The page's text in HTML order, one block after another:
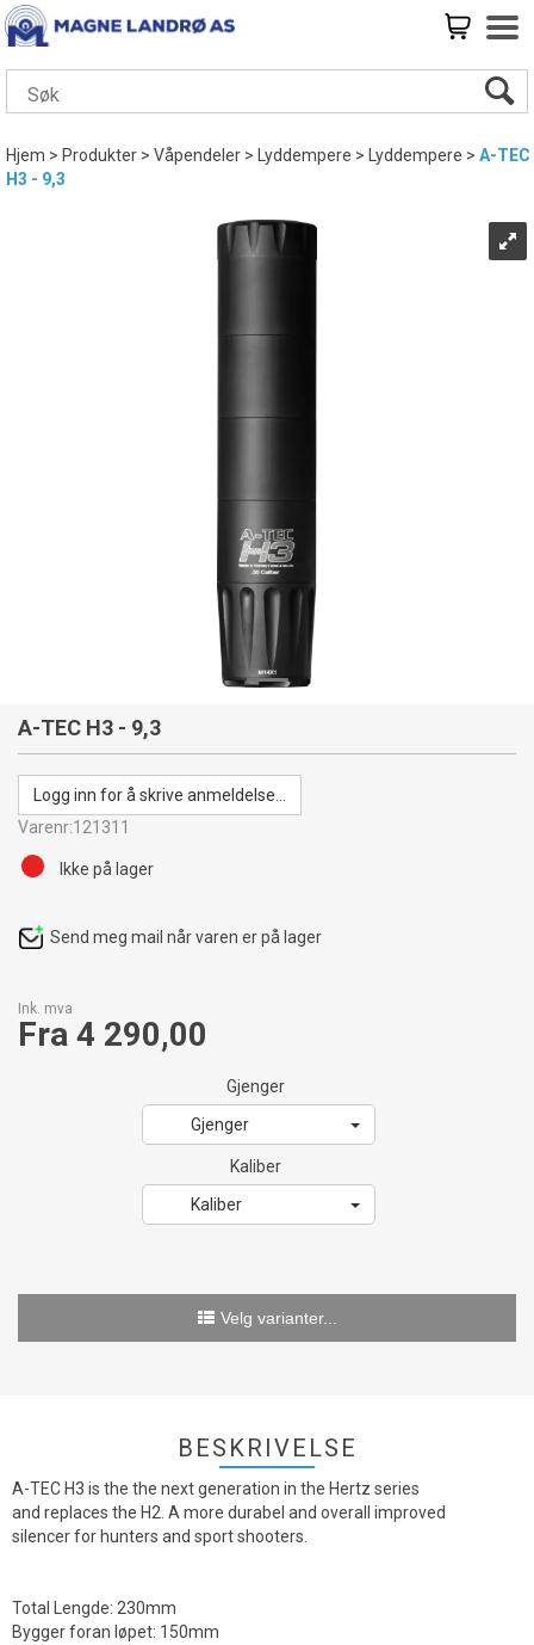
Hjem>Produkter>Våpendeler> Lyddempere> Lyddempere>A-TEC
H3 - 9,3
A-TEC H3 - 9,3
Logg inn for å skrive anmeldelse...
Varenr:121311
Ink. mva
Fra 4 290,00
Gjenger
Gjenger
Kaliber
Kaliber
Velg varianter...
Ikke på lager
Send meg mail når varen er på lager
BESKRIVELSE
A-TEC H3 is the the next generation in the Hertz series
and replaces the H2. A more durabel and overall improved
silencer for hunters and sport shooters.
Total Lengde: 230mm
Bygger foran løpet: 150mm